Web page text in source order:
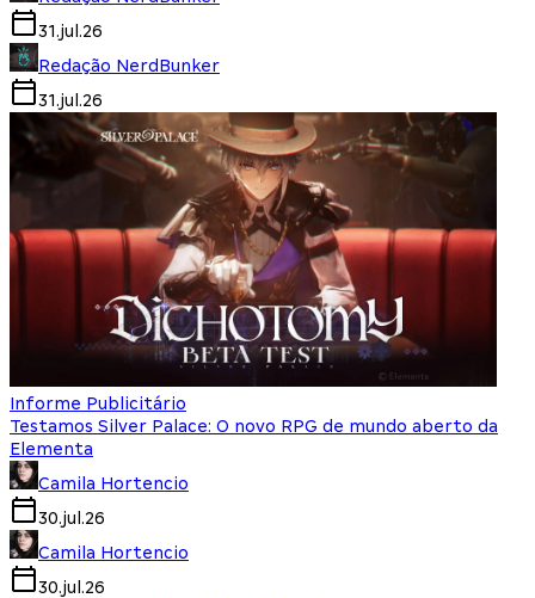
31.jul.26
Redação NerdBunker
31.jul.26
Informe Publicitário
Testamos Silver Palace: O novo RPG de mundo aberto da
Elementa
Camila Hortencio
30.jul.26
Camila Hortencio
30.jul.26